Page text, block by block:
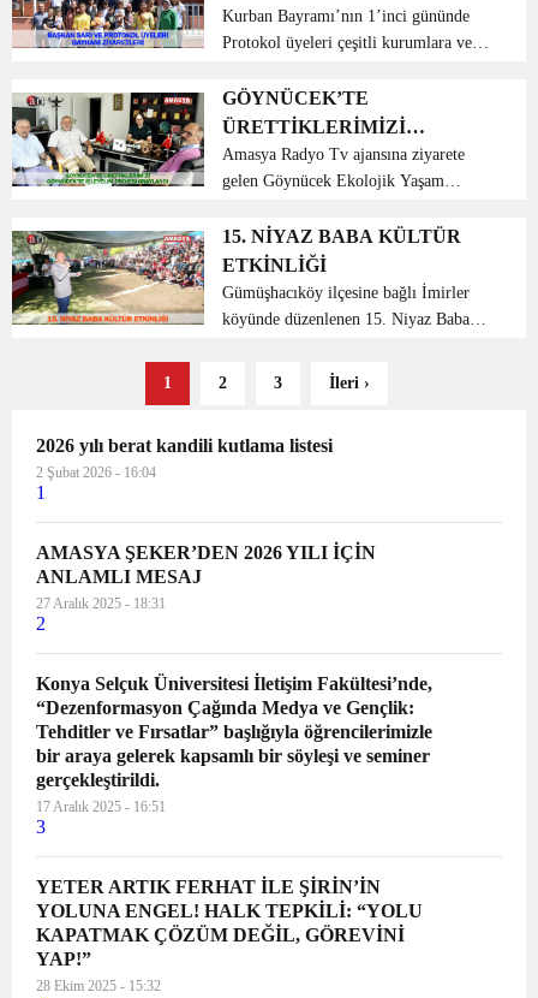
Müdürlüğü ve Merzifon Gençlik
Merkezi...
ZİYARETLERİ
Kurban Bayramı’nın 1’inci gününde
Protokol üyeleri çeşitli kurumlara ve
bulundular. Amasya Belediye Başkanı
Mehmet Sarı, Kurumlara ve şehit
ailesine Protokol üyeleri ...
GÖYNÜCEK’TE
ÜRETTİKLERİMİZİ
GÖYNÜCEK’TE İŞLEYELİM
PROJESİ ONAYLANDI
Amasya Radyo Tv ajansına ziyarete
gelen Göynücek Ekolojik Yaşam
dernek yönetim kurulundan Musa
Güneş, Ahmet Mayadağlı, Hüzeyin
Saraç İç İşleri Bakanlığı tarafından
ona...
15. NİYAZ BABA KÜLTÜR
ETKİNLİĞİ
Gümüşhacıköy ilçesine bağlı İmirler
köyünde düzenlenen 15. Niyaz Baba
Osman Varol, vatandaşlarımızla buluştu.
1 2 3 İleri ›
2026 yılı berat kandili kutlama listesi
2 Şubat 2026 - 16:04
1
AMASYA ŞEKER’DEN 2026 YILI İÇİN
ANLAMLI MESAJ
27 Aralık 2025 - 18:31
2
Konya Selçuk Üniversitesi İletişim Fakültesi’nde,
“Dezenformasyon Çağında Medya ve Gençlik:
Tehditler ve Fırsatlar” başlığıyla öğrencilerimizle
bir araya gelerek kapsamlı bir söyleşi ve seminer
gerçekleştirildi.
17 Aralık 2025 - 16:51
3
YETER ARTIK FERHAT İLE ŞİRİN’İN
YOLUNA ENGEL! HALK TEPKİLİ: “YOLU
KAPATMAK ÇÖZÜM DEĞİL, GÖREVİNİ
YAP!”
28 Ekim 2025 - 15:32